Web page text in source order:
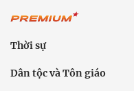
Thời sự
Dân tộc và Tôn giáo